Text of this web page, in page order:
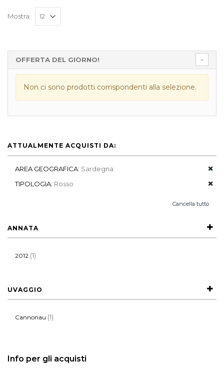
Mostra:
OFFERTA DEL GIORNO!
Non ci sono prodotti corrispondenti alla selezione.
ATTUALMENTE ACQUISTI DA:
AREA GEOGRAFICA: Sardegna
TIPOLOGIA: Rosso
Cancella tutto
ANNATA
2012 (1)
UVAGGIO
Cannonau (1)
Info per gli acquisti